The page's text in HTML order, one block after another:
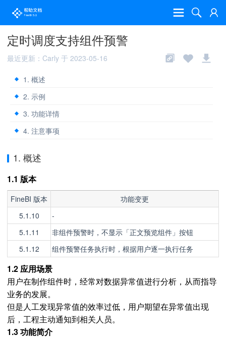
定时调度支持组件预警
最近更新：Carly 于 2023-05-16
1. 概述
2. 示例
3. 功能详情
4. 注意事项
1. 概述
1.1 版本
FineBI 版本
功能变更
5.1.10
-
5.1.11
非组件预警时，不显示「正文预览组件 」按钮
5.1.12
组件预警任务执行时，根据用户逐一执行任务
1.2 应用场景
用户在制作组件时，经常对数据异常值进行分析，从而指导
业务的发展。
但是人工发现异常值的效率过低，用户期望在异常值出现
后，工程主动通知到相关人员。
1.3 功能简介